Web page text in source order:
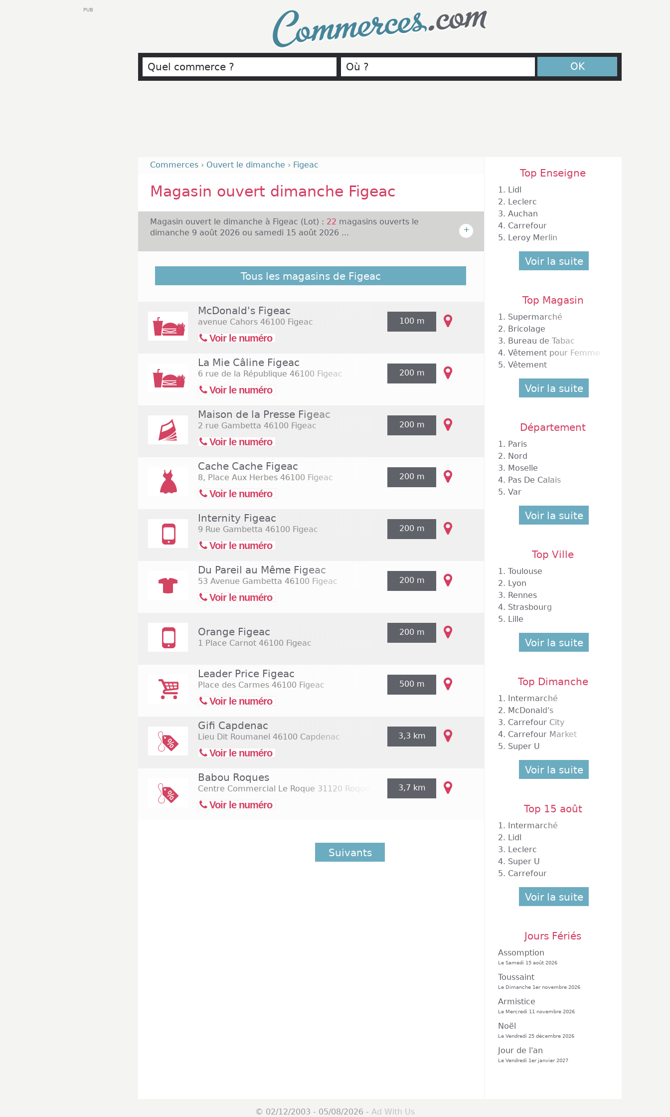
Commerces.com
OK
Commerces › Ouvert le dimanche › Figeac
Magasin ouvert dimanche Figeac
Magasin ouvert le dimanche à Figeac (Lot) : 22 magasins ouverts le
dimanche 9 août 2026 ou samedi 15 août 2026 ...
+
La ville de Figeac est localisée dans le département du Lot, et elle compte un
peu moins de 10 000 habitants. De nombreuses enseignes nationales sont
et d'une façon générale à des horaires classiques soit de 10h à 19h. Carrefour
Market et Intermarché sont deux des enseignes de la distribution alimentaire
présentes à Figeac. A titre d'exemple, le supermarché E.Leclerc est ouvert du
lundi au samedi 9h à 20h. Peu de commerces sont ouverts les dimanches.
Tous les magasins de Figeac
McDonald's Figeac
avenue Cahors 46100 Figeac
Voir le numéro
100 m
La Mie Câline Figeac
6 rue de la République 46100 Figeac
Voir le numéro
200 m
Maison de la Presse Figeac
2 rue Gambetta 46100 Figeac
Voir le numéro
200 m
Cache Cache Figeac
8, Place Aux Herbes 46100 Figeac
Voir le numéro
200 m
Internity Figeac
9 Rue Gambetta 46100 Figeac
Voir le numéro
200 m
Du Pareil au Même Figeac
53 Avenue Gambetta 46100 Figeac
Voir le numéro
200 m
Orange Figeac
1 Place Carnot 46100 Figeac
200 m
Leader Price Figeac
Place des Carmes 46100 Figeac
Voir le numéro
500 m
Gifi Capdenac
Lieu Dit Roumanel 46100 Capdenac
Voir le numéro
3,3 km
Babou Roques
Centre Commercial Le Roque 31120 Roques
Voir le numéro
3,7 km
Suivants
Top Enseigne
1. Lidl
2. Leclerc
3. Auchan
4. Carrefour
5. Leroy Merlin
Voir la suite
Top Magasin
1. Supermarché
2. Bricolage
3. Bureau de Tabac
4. Vêtement pour Femme
5. Vêtement
Voir la suite
Département
1. Paris
2. Nord
3. Moselle
4. Pas De Calais
5. Var
Voir la suite
Top Ville
1. Toulouse
2. Lyon
3. Rennes
4. Strasbourg
5. Lille
Voir la suite
Top Dimanche
1. Intermarché
2. McDonald's
3. Carrefour City
4. Carrefour Market
5. Super U
Voir la suite
Top 15 août
1. Intermarché
2. Lidl
3. Leclerc
4. Super U
5. Carrefour
Voir la suite
Jours Fériés
Assomption
Le Samedi 15 août 2026
Toussaint
Le Dimanche 1er novembre 2026
Armistice
Le Mercredi 11 novembre 2026
Noël
Le Vendredi 25 décembre 2026
Jour de l'an
Le Vendredi 1er janvier 2027
PUB
© 02/12/2003 - 05/08/2026 - Ad With Us